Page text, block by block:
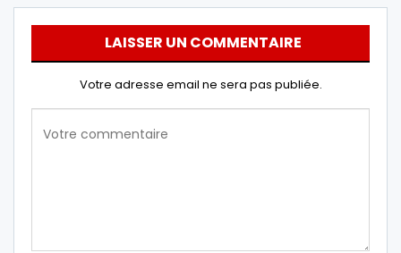
LAISSER UN COMMENTAIRE
Votre adresse email ne sera pas publiée.